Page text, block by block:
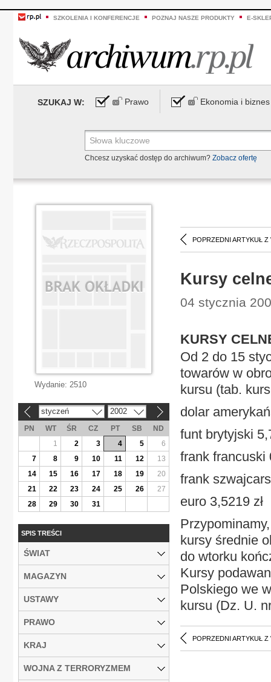
SZKOLENIA I KONFERENCJE POZNAJ NASZE PRODUKTY E-
SZUKAJ W: Prawo Ekonomia i biznes
Chcesz uzyskać dostęp do archiwum? Zobacz ofertę
POPRZEDNI ARTYKUŁ Z
Kursy
04 stycznia
KURSY
Od 2 do 15
towarów w
kursu (tab.
dolar
funt brytyjski
frank francuski
frank
euro 3,5219 zł
kursy średnie
do wtorku
Kursy
Polskiego we
kursu (Dz. U.
POPRZEDNI ARTYKUŁ Z
Wydanie: 2510
styczeń 2002
PN WT ŚR CZ PT SB
ND
1
2 3 4 5
6
7
8 9 10 11 12
13
14
15 16 17 18 19
20
21
22 23 24 25 26
27
28
29 30 31
SPIS TREŚCI
ŚWIAT
MAGAZYN
USTAWY
PRAWO
KRAJ
WOJNA Z TERRORYZMEM